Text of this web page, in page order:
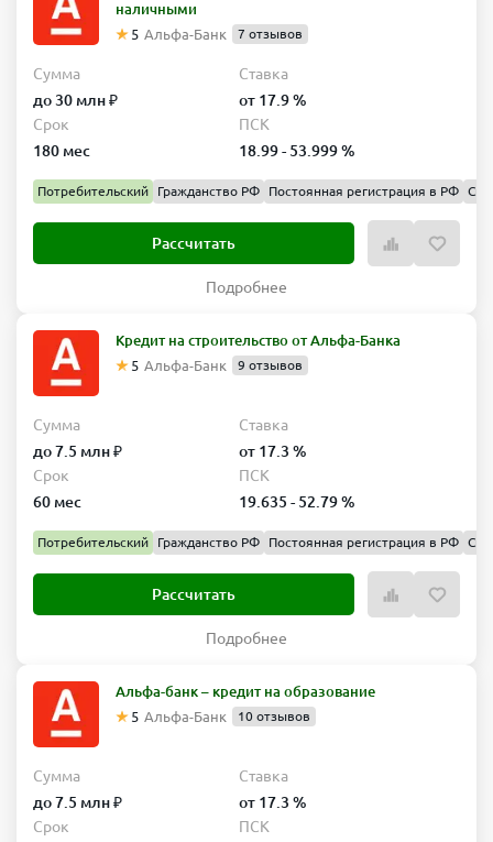
наличными
5 Альфа-Банк 7 отзывов
Сумма
до 30 млн ₽
Ставка
от 17.9 %
Срок
180 мес
ПСК
18.99 - 53.999 %
Потребительский Гражданство РФ Постоянная регистрация в РФ
Рассчитать
Подробнее
Кредит на строительство от Альфа-Банка
5 Альфа-Банк 9 отзывов
Сумма
до 7.5 млн ₽
Ставка
от 17.3 %
Срок
60 мес
ПСК
19.635 - 52.79 %
Потребительский Гражданство РФ Постоянная регистрация в РФ
Рассчитать
Подробнее
Альфа-банк – кредит на образование
5 Альфа-Банк 10 отзывов
Сумма
до 7.5 млн ₽
Ставка
от 17.3 %
Срок
ПСК